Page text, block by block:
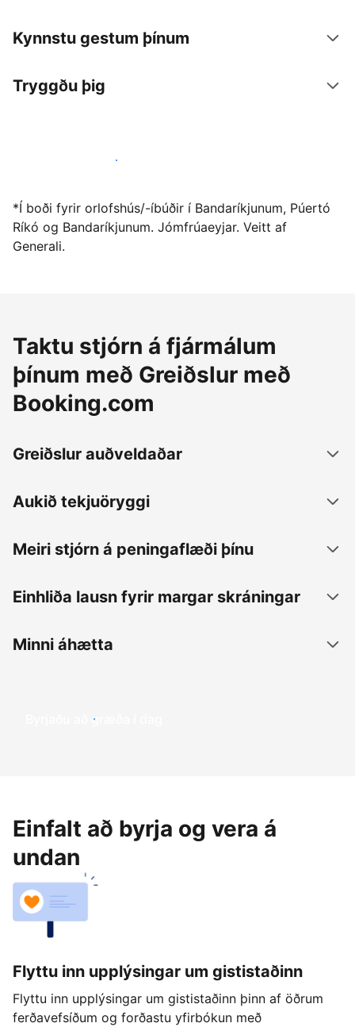
Kynnstu gestum þínum
Tryggðu þig
Vertu gestgjafi hjá okkur í dag
*Í boði fyrir orlofshús/-íbúðir í Bandaríkjunum, Púertó
Ríkó og Bandaríkjunum. Jómfrúaeyjar. Veitt af
Generali.
Taktu stjórn á fjármálum
þínum með Greiðslur með
Booking.com
Greiðslur auðveldaðar
Aukið tekjuöryggi
Meiri stjórn á peningaflæði þínu
Einhliða lausn fyrir margar skráningar
Minni áhætta
Byrjaðu að græða í dag
Einfalt að byrja og vera á
undan
Flyttu inn upplýsingar um gististaðinn
Flyttu inn upplýsingar um gististaðinn þinn af öðrum
ferðavefsíðum og forðastu yfirbókun með